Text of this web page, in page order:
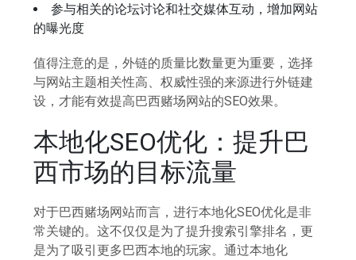
参与相关的论坛讨论和社交媒体互动，增加网站
的曝光度
值得注意的是，外链的质量比数量更为重要，选择
与网站主题相关性高、权威性强的来源进行外链建
设，才能有效提高巴西赌场网站的SEO效果。
本地化SEO优化：提升巴
西市场的目标流量
对于巴西赌场网站而言，进行本地化SEO优化是非
常关键的。这不仅仅是为了提升搜索引擎排名，更
是为了吸引更多巴西本地的玩家。通过本地化